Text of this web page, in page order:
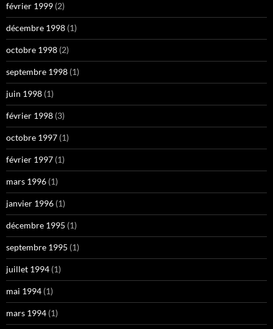
février 1999 (2)
décembre 1998 (1)
octobre 1998 (2)
septembre 1998 (1)
juin 1998 (1)
février 1998 (3)
octobre 1997 (1)
février 1997 (1)
mars 1996 (1)
janvier 1996 (1)
décembre 1995 (1)
septembre 1995 (1)
juillet 1994 (1)
mai 1994 (1)
mars 1994 (1)